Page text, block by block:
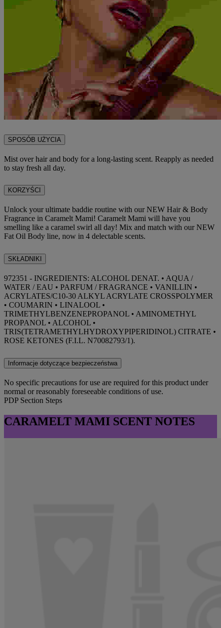
SPOSÓB UŻYCIA
Mist over hair and body for a long-lasting scent. Reapply as needed
to stay fresh all day.
KORZYŚCI
Unlock your ultimate baddie routine with our NEW Hair & Body
Fragrance in Caramelt Mami! Caramelt Mami will have you
smelling like a caramel swirl all day! Mix and match with our NEW
Fat Oil Body line, now in 4 delectable scents.
SKŁADNIKI
972351 - INGREDIENTS: ALCOHOL DENAT. • AQUA /
WATER / EAU • PARFUM / FRAGRANCE • VANILLIN •
ACRYLATES/C10-30 ALKYL ACRYLATE CROSSPOLYMER
• COUMARIN • LINALOOL •
TRIMETHYLBENZENEPROPANOL • AMINOMETHYL
PROPANOL • ALCOHOL •
TRIS(TETRAMETHYLHYDROXYPIPERIDINOL) CITRATE •
ROSE KETONES (F.I.L. N70082793/1).
Informacje dotyczące bezpieczeństwa
No specific precautions for use are required for this product under
normal or reasonably foreseeable conditions of use.
PDP Section Steps
CARAMELT MAMI SCENT NOTES